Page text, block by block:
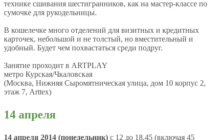
технике сшивания шестигранников, как на мастер-классе по
сумочке для рукодельницы.
В кошелечке много отделений для визитных и кредитных
карточек, небольшой и не толстый, но вместительный и
удобный. Будет чем похвастаться среди подруг.
Занятие проходит в ARTPLAY
метро Курская/Чкаловская
(Москва, Нижняя Сыромятническая улица, дом 10 корпус 2,
этаж 7, Arttex)
14 апреля
14 апреля 2014 (понедельник) с 12 до 18.45 (включая 45